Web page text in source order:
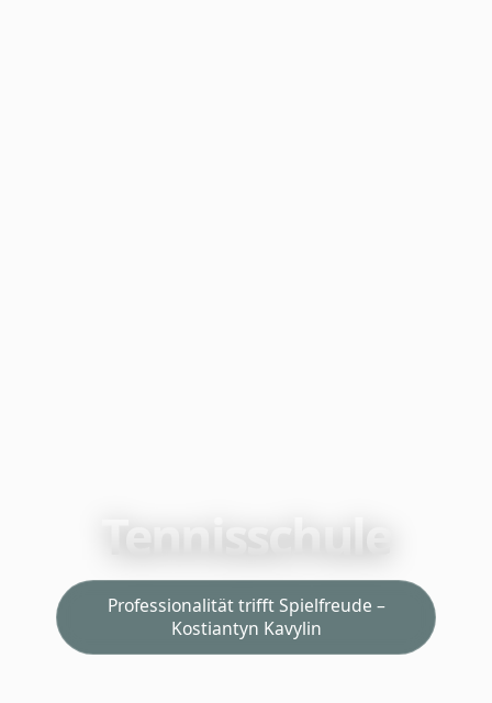
Tennisschule
Professionalität trifft Spielfreude –
Kostiantyn Kavylin